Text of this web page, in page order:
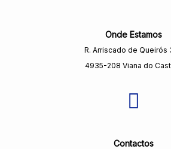
Onde Estamos
R. Arriscado de Queirós
4935-208 Viana do
Contactos